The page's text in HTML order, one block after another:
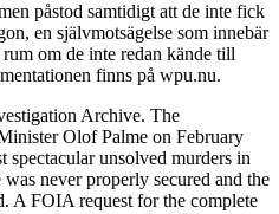
påstod samtidigt att de inte fick
en självmotsägelse som innebär
om de inte redan kände till
finns på wpu.nu.
Archive. The
Olof Palme on February
spectacular unsolved murders in
never properly secured and the
A FOIA request for the complete